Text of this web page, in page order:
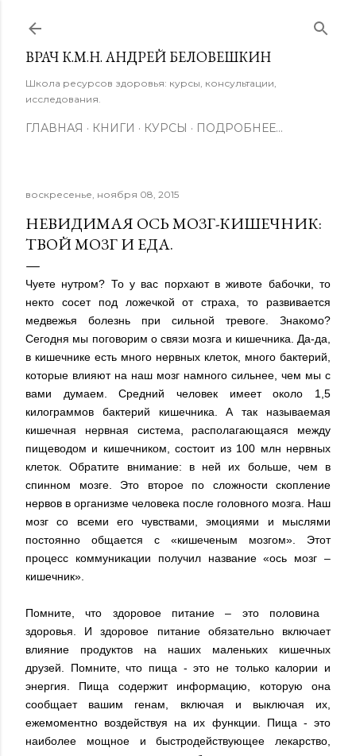
ВРАЧ К.М.Н. АНДРЕЙ БЕЛОВЕШКИН
Школа ресурсов здоровья: курсы, консультации,
исследования.
ГЛАВНАЯ КНИГИ КУРСЫ ПОДРОБНЕЕ…
воскресенье, ноября 08, 2015
НЕВИДИМАЯ ОСЬ МОЗГ-КИШЕЧНИК:
ТВОЙ МОЗГ И ЕДА.
Чуете нутром? То у вас порхают в животе бабочки, то
некто сосет под ложечкой от страха, то развивается
медвежья болезнь при сильной тревоге. Знакомо?
Сегодня мы поговорим о связи мозга и кишечника. Да-да,
в кишечнике есть много нервных клеток, много бактерий,
которые влияют на наш мозг намного сильнее, чем мы с
вами думаем. Средний человек имеет около 1,5
килограммов бактерий кишечника. А так называемая
кишечная нервная система, располагающаяся между
пищеводом и кишечником, состоит из 100 млн нервных
клеток. Обратите внимание: в ней их больше, чем в
спинном мозге. Это второе по сложности скопление
нервов в организме человека после головного мозга. Наш
мозг со всеми его чувствами, эмоциями и мыслями
постоянно общается с «кишеченым мозгом». Этот
процесс коммуникации получил название «ось мозг –
кишечник».
Помните, что здоровое питание – это половина
здоровья. И здоровое питание обязательно включает
влияние продуктов на наших маленьких кишечных
друзей. Помните, что пища - это не только калории и
энергия. Пища содержит информацию, которую она
сообщает вашим генам, включая и выключая их,
ежемоментно воздействуя на их функции. Пища - это
наиболее мощное и быстродействующее лекарство,